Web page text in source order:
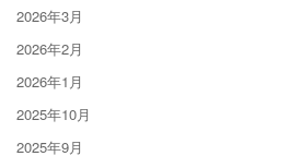
2026年3月
2026年2月
2026年1月
2025年10月
2025年9月